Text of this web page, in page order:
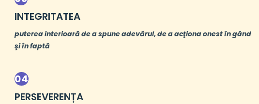
INTEGRITATEA
puterea interioară de a spune adevărul, de a acţiona onest în gând
şi în faptă
04
PERSEVERENȚA